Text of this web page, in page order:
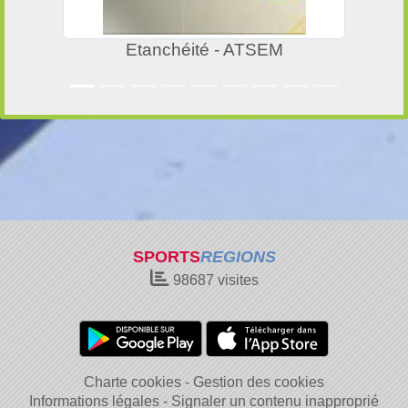
R'NET-BATIMENT
SPORTSREGIONS
98687 visites
Charte cookies
Gestion des cookies
Informations légales
Signaler un contenu inapproprié